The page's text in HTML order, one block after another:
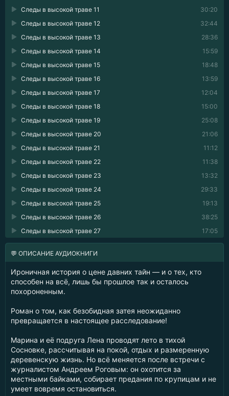
30:20
Следы в высокой траве 11
32:44
Следы в высокой траве 12
28:36
Следы в высокой траве 13
15:59
Следы в высокой траве 14
18:48
Следы в высокой траве 15
13:59
Следы в высокой траве 16
12:04
Следы в высокой траве 17
15:00
Следы в высокой траве 18
25:08
Следы в высокой траве 19
21:06
Следы в высокой траве 20
11:12
Следы в высокой траве 21
11:38
Следы в высокой траве 22
13:32
Следы в высокой траве 23
29:33
Следы в высокой траве 24
19:13
Следы в высокой траве 25
38:25
Следы в высокой траве 26
17:05
Следы в высокой траве 27
💬 ОПИСАНИЕ АУДИОКНИГИ
Ироничная история о цене давних тайн — и о тех, кто
способен на всё, лишь бы прошлое так и осталось
похороненным.
Роман о том, как безобидная затея неожиданно
превращается в настоящее расследование!
Марина и её подруга Лена проводят лето в тихой
Сосновке, рассчитывая на покой, отдых и размеренную
деревенскую жизнь. Но всё меняется после встречи с
журналистом Андреем Роговым: он охотится за
местными байками, собирает предания по крупицам и не
умеет вовремя остановиться.